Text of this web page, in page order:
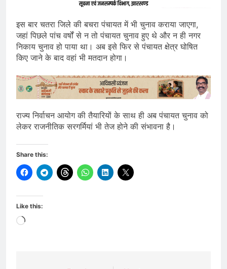
इस बार चतरा जिले की बचरा पंचायत में भी चुनाव कराया जाएगा,
जहां पिछले पांच वर्षों से न तो पंचायत चुनाव हुए थे और न ही नगर
निकाय चुनाव हो पाया था। अब इसे फिर से पंचायत क्षेत्र घोषित
किए जाने के बाद वहां भी मतदान होगा।
राज्य निर्वाचन आयोग की तैयारियों के साथ ही अब पंचायत चुनाव को
लेकर राजनीतिक सरगर्मियां भी तेज होने की संभावना है।
Share this:
Like this:
Loading…